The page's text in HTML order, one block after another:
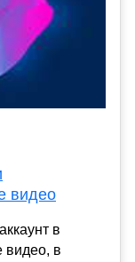
видео
в
видео, в